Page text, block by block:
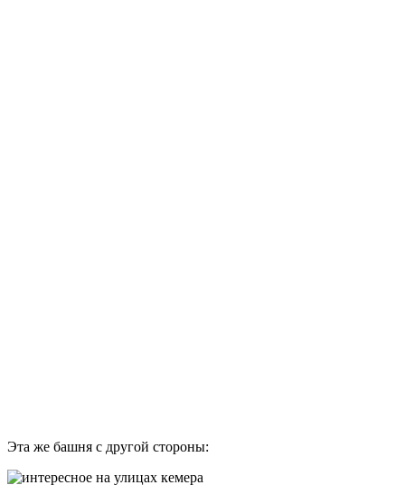
Эта же башня с другой стороны: